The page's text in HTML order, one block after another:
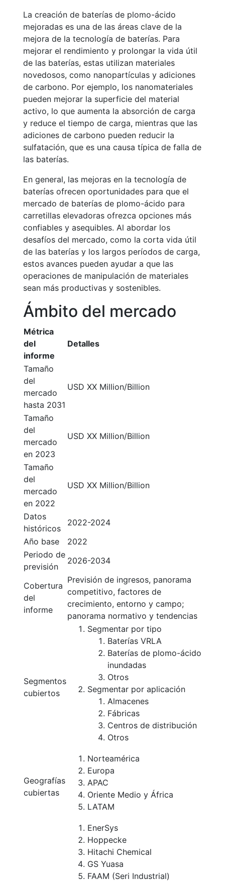
La creación de baterías de plomo-ácido
mejoradas es una de las áreas clave de la
mejora de la tecnología de baterías. Para
mejorar el rendimiento y prolongar la vida útil
de las baterías, estas utilizan materiales
novedosos, como nanopartículas y adiciones
de carbono. Por ejemplo, los nanomateriales
pueden mejorar la superficie del material
activo, lo que aumenta la absorción de carga
y reduce el tiempo de carga, mientras que las
adiciones de carbono pueden reducir la
sulfatación, que es una causa típica de falla de
las baterías.
En general, las mejoras en la tecnología de
baterías ofrecen oportunidades para que el
mercado de baterías de plomo-ácido para
carretillas elevadoras ofrezca opciones más
confiables y asequibles. Al abordar los
desafíos del mercado, como la corta vida útil
de las baterías y los largos períodos de carga,
estos avances pueden ayudar a que las
operaciones de manipulación de materiales
sean más productivas y sostenibles.
Ámbito del mercado
Métrica
del
informe
Detalles
Tamaño
del
mercado
hasta 2031
USD XX Million/Billion
Tamaño
del
mercado
en 2023
USD XX Million/Billion
Tamaño
del
mercado
en 2022
USD XX Million/Billion
Datos
históricos
2022-2024
Año base
2022
Periodo de
previsión
2026-2034
Cobertura
del
informe
Previsión de ingresos, panorama
competitivo, factores de
crecimiento, entorno y campo;
panorama normativo y tendencias
Segmentos
cubiertos
Segmentar por tipo
Baterías VRLA
Baterías de plomo-ácido
inundadas
Otros
Segmentar por aplicación
Almacenes
Fábricas
Centros de distribución
Otros
Geografías
cubiertas
Norteamérica
Europa
APAC
Oriente Medio y África
LATAM
EnerSys
Hoppecke
Hitachi Chemical
GS Yuasa
FAAM (Seri Industrial)